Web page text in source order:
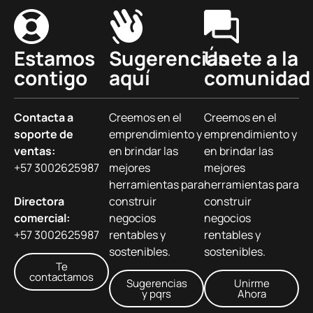
Estamos
contigo
Contacta a
soporte de
ventas:
+57 3002625987
Directora
comercial:
+57 3002625987
Te
contactamos
Sugerencias
aquí
Creemos en el
emprendimiento y
en brindar las
mejores
herramientas para
construir
negocios
rentables y
sostenibles.
Sugerencias
y pqrs
Únete a la
comunidad
Creemos en el
emprendimiento y
en brindar las
mejores
herramientas para
construir
negocios
rentables y
sostenibles.
Unirme
Ahora